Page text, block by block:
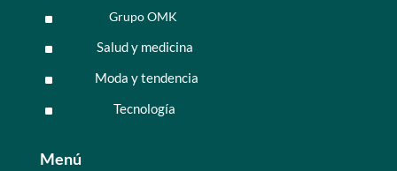
^ Grupo OMK
^ Salud y medicina
^ Moda y tendencia
^ Tecnología
Menú